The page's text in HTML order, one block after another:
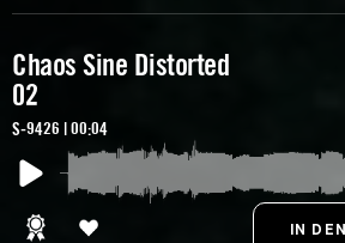
Chaos Sine Distorted
02
S-9426 | 00:04